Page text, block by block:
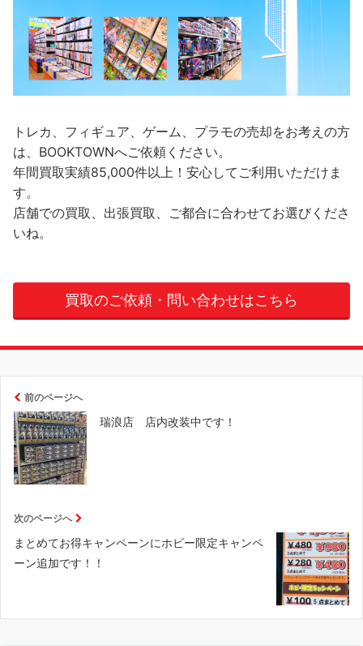
トレカ、フィギュア、ゲーム、プラモの売却をお考えの方
は、BOOKTOWNへご依頼ください。
年間買取実績85,000件以上！安心してご利用いただけま
す。
店舗での買取、出張買取、ご都合に合わせてお選びくださ
いね。
買取のご依頼・問い合わせはこちら
前のページへ
瑞浪店 店内改装中です！
次のページへ
まとめてお得キャンペーンにホビー限定キャンペ
ーン追加です！！